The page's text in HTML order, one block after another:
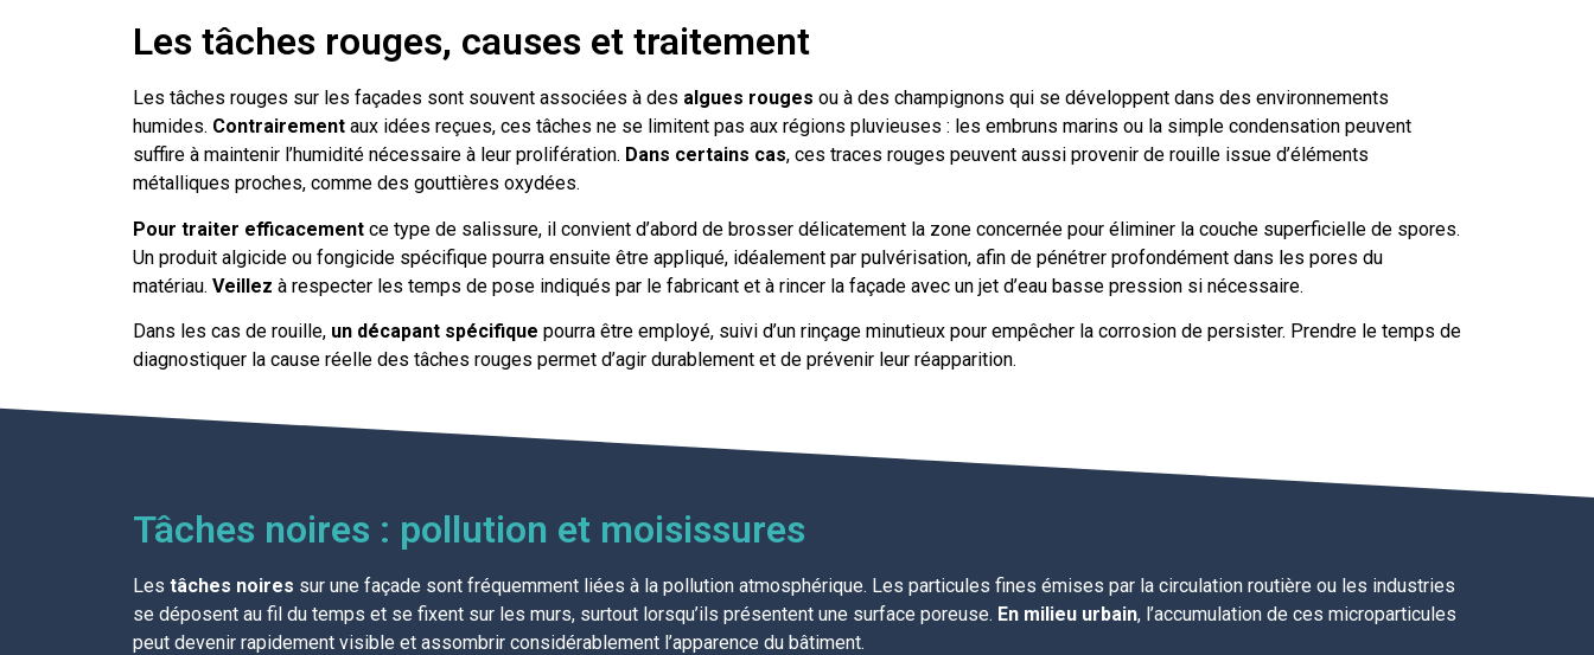
Les tâches rouges, causes et traitement
Les tâches rouges sur les façades sont souvent associées à des algues rouges ou à des champignons qui se développent dans des environnements
humides. Contrairement aux idées reçues, ces tâches ne se limitent pas aux régions pluvieuses : les embruns marins ou la simple condensation peuvent
suffire à maintenir l’humidité nécessaire à leur prolifération. Dans certains cas, ces traces rouges peuvent aussi provenir de rouille issue d’éléments
métalliques proches, comme des gouttières oxydées.
Pour traiter efficacement ce type de salissure, il convient d’abord de brosser délicatement la zone concernée pour éliminer la couche superficielle de spores.
Un produit algicide ou fongicide spécifique pourra ensuite être appliqué, idéalement par pulvérisation, afin de pénétrer profondément dans les pores du
matériau. Veillez à respecter les temps de pose indiqués par le fabricant et à rincer la façade avec un jet d’eau basse pression si nécessaire.
Dans les cas de rouille, un décapant spécifique pourra être employé, suivi d’un rinçage minutieux pour empêcher la corrosion de persister. Prendre le temps de
diagnostiquer la cause réelle des tâches rouges permet d’agir durablement et de prévenir leur réapparition.
Tâches noires : pollution et moisissures
Les tâches noires sur une façade sont fréquemment liées à la pollution atmosphérique. Les particules fines émises par la circulation routière ou les industries
se déposent au fil du temps et se fixent sur les murs, surtout lorsqu’ils présentent une surface poreuse. En milieu urbain, l’accumulation de ces microparticules
peut devenir rapidement visible et assombrir considérablement l’apparence du bâtiment.